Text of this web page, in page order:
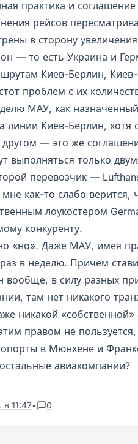
практика и
рейсов
в сторону
— то есть Украина и
Киев-Берлин,
проблем с их
МАУ, как
линии Киев-Берлин, хотя
другом — это же
выполняться только
перевозчик —
как-то слабо
лоукостером
конкуренту.
«но». Даже МАУ, имея
в неделю. Причем
вообще, в силу разных
там нет никакого
никакой
правом не
в Мюнхене и
авиакомпании?
в 11:47• 0